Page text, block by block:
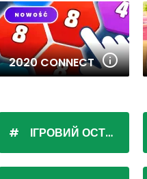
2020 CONNECT
ІГРОВИЙ ОСТРІВ